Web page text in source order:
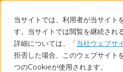
当サイトでは、利用者が当サイト
す。当サイトでは閲覧を継続され
詳細については、「当社ウェブサ
拒否した場合、このウェブサイト
つのCookieが使用されます。
ホーム 調査レポ